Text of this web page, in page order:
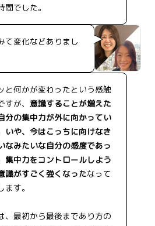
間でした。
て変化などありまし
と何かが変わったという感触
が、 意識することが増えた
分の集中力が外に向かってい
いや、今はこっちに向けなき
なみたいな自分の感度であっ
集中力をコントロールしよう
識がすごく強くなったなって
ます。
、最初から最後まであり方の